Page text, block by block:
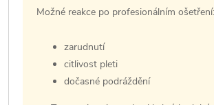
Možné reakce po profesionálním ošetření:
zarudnutí
citlivost pleti
dočasné podráždění